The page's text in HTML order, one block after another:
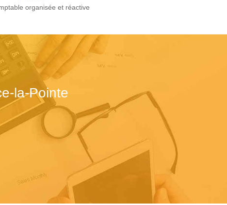
organisée et réactive
la-Pointe